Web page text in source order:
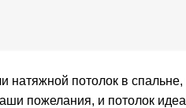
натяжной потолок в
пожелания, и потолок